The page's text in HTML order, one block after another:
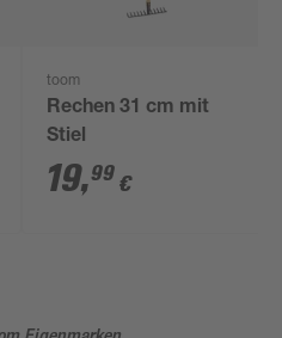
toom
Rechen 31 cm mit
Stiel
19,99 €